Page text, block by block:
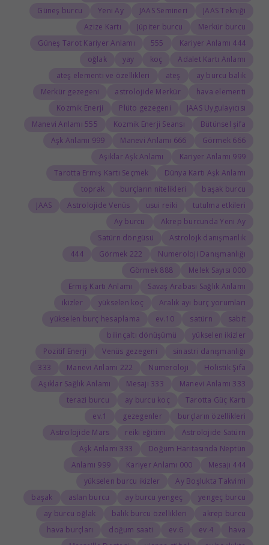
JAAS Tekniği
JAAS Semineri
Yeni Ay
Güneş burcu
Merkür burcu
Jüpiter burcu
Azize Kartı
444 Kariyer Anlamı
555
Güneş Tarot Kariyer Anlamı
Adalet Kartı Anlamı
koç
yay
oğlak
ay burcu balık
ateş
ateş elementi ve özellikleri
hava elementi
astrolojide Merkür
Merkür gezegeni
JAAS Uygulayıcısı
Plüto gezegeni
Kozmik Enerji
Bütünsel şifa
Kozmik Enerji Seansı
555 Manevi Anlamı
666 Görmek
666 Manevi Anlamı
999 Aşk Anlamı
999 Kariyer Anlamı
Aşıklar Aşk Anlamı
Dünya Kartı Aşk Anlamı
Tarotta Ermiş Kartı Seçmek
başak burcu
burçların nitelikleri
toprak
tutulma etkileri
usui reiki
Astrolojide Venüs
JAAS
Akrep burcunda Yeni Ay
Ay burcu
Astrolojk danışmanlık
Satürn döngüsü
Numeroloji Danışmanlığı
222 Görmek
444
000 Melek Sayısı
888 Görmek
Savaş Arabası Sağlık Anlamı
Ermiş Kartı Anlamı
Aralık ayı burç yorumları
yükselen koç
ikizler
sabit
satürn
10.ev
yükselen burç hesaplama
yükselen ikizler
bilinçaltı dönüşümü
sinastri danışmanlığı
Venüs gezegeni
Pozitif Enerji
Holistik Şifa
Numeroloji
222 Manevi Anlamı
333
333 Manevi Anlamı
333 Mesajı
Aşıklar Sağlık Anlamı
Tarotta Güç Kartı
ay burcu koç
terazi burcu
burçların özellikleri
gezegenler
1.ev
Astrolojide Satürn
reiki eğitimi
Astrolojide Mars
Doğum Haritasında Neptün
333 Aşk Anlamı
444 Mesajı
000 Kariyer Anlamı
999 Anlamı
Ay Boşlukta Takvimi
yükselen burcu ikizler
yengeç burcu
ay burcu yengeç
aslan burcu
başak
akrep burcu
balık burcu özellikleri
ay burcu oğlak
hava
4.ev
6.ev
doğum saati
hava burçları